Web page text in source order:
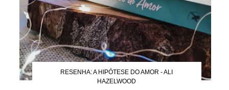
RESENHA: A HIPÓTESE DO AMOR - ALI
HAZELWOOD